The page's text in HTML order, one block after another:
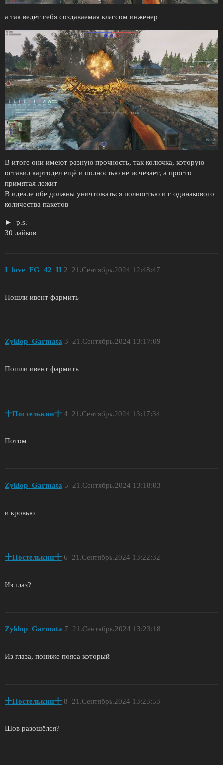
а так ведёт себя создаваемая классом инженер
В итоге они имеют разную прочность, так колючка, которую
оставил картодел ещё и полностью не исчезает, а просто
примятая лежит
В идеале обе должны уничтожаться полностью и с одинакового
количества пакетов
p.s.
30 лайков
I_love_FG_42_II 21.Сентябрь.2024 12:48:47
2
Пошли ивент фармить
Zyklop_Garmata 21.Сентябрь.2024 13:17:09
3
Пошли ивент фармить
十Постелькин十 21.Сентябрь.2024 13:17:34
4
Потом
Zyklop_Garmata 21.Сентябрь.2024 13:18:03
5
и кровью
十Постелькин十 21.Сентябрь.2024 13:22:32
6
Из глаз?
Zyklop_Garmata 21.Сентябрь.2024 13:23:18
7
Из глаза, пониже пояса который
十Постелькин十 21.Сентябрь.2024 13:23:53
8
Шов разошёлся?